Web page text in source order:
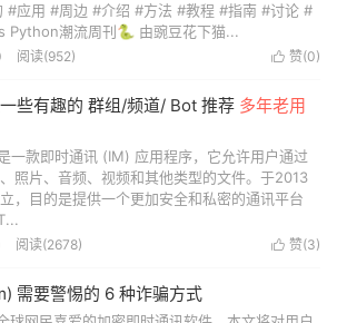
#应用 #周边 #介绍 #方法 #教程 #指南 #讨论 #
Python潮流周刊🐍 由豌豆花下猫...
 赞(0)
阅读(952)
些有趣的 群组/频道/ Bot 推荐 多年老用
一款即时通讯 (IM) 应用程序，它允许用户通过
照片、音频、视频和其他类型的文件。于2013
，目的是提供一个更加安全和私密的通讯平台
 赞(3)
阅读(2678)
需要警惕的 6 种诈骗方式